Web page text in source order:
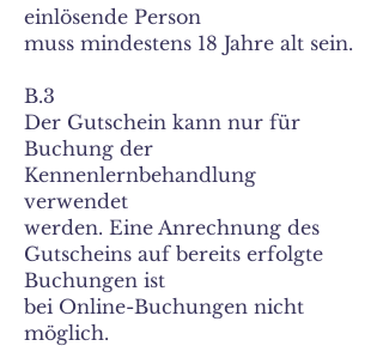
einlösende Person
muss mindestens 18 Jahre alt sein.
B.3
Der Gutschein kann nur für
Buchung der
Kennenlernbehandlung
verwendet
werden. Eine Anrechnung des
Gutscheins auf bereits erfolgte
Buchungen ist
bei Online-Buchungen nicht
möglich.